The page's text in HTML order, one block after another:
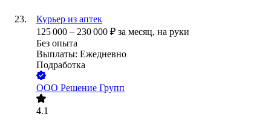
Курьер из аптек
125 000 – 230 000 ₽ за месяц, на руки
Без опыта
Выплаты: Ежедневно
Подработка
ООО Решение Групп
4.1